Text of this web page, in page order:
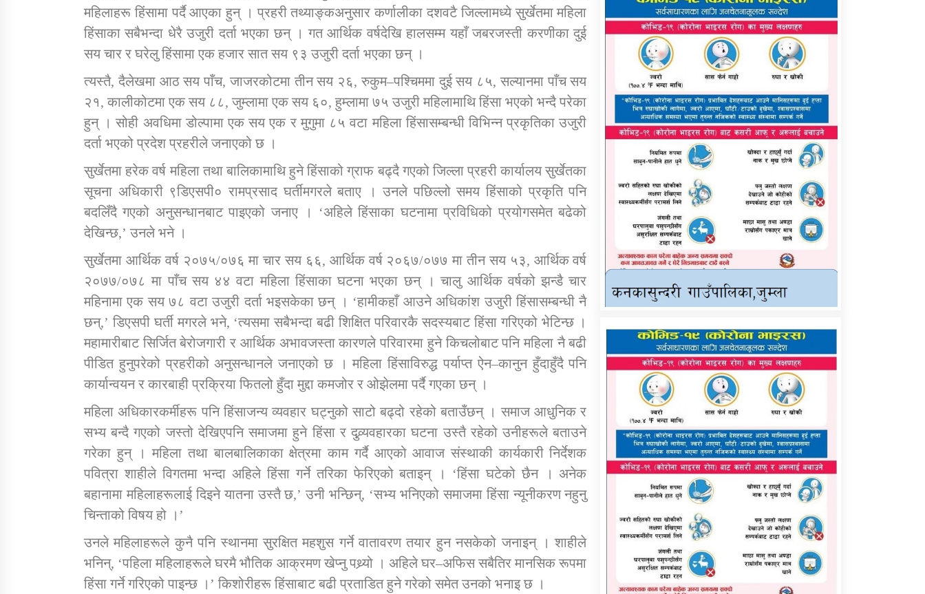
महिलाहरू हिंसामा पर्दै आएका हुन् । प्रहरी तथ्याङ्कअनुसार कर्णालीका दशवटै जिल्लामध्ये सुर्खेतमा महिला
हिंसाका सबैभन्दा धेरै उजुरी दर्ता भएका छन् । गत आर्थिक वर्षदेखि हालसम्म यहाँ जबरजस्ती करणीका दुई
सय चार र घरेलु हिंसामा एक हजार सात सय ९३ उजुरी दर्ता भएका छन् ।
त्यस्तै, दैलेखमा आठ सय पाँच, जाजरकोटमा तीन सय २६, रुकुम–पश्चिममा दुई सय ८५, सल्यानमा पाँच सय
२१, कालीकोटमा एक सय ८८, जुम्लामा एक सय ६०, हुम्लामा ७५ उजुरी महिलामाथि हिंसा भएको भन्दै परेका
हुन् । सोही अवधिमा डोल्पामा एक सय एक र मुगुमा ८५ वटा महिला हिंसासम्बन्धी विभिन्न प्रकृतिका उजुरी
दर्ता भएको प्रदेश प्रहरीले जनाएको छ ।
सुर्खेतमा हरेक वर्ष महिला तथा बालिकामाथि हुने हिंसाको ग्राफ बढ्दै गएको जिल्ला प्रहरी कार्यालय सुर्खेतका
सूचना अधिकारी ९डिएसपी० रामप्रसाद घर्तीमगरले बताए । उनले पछिल्लो समय हिंसाको प्रकृति पनि
बदलिँदै गएको अनुसन्धानबाट पाइएको जनाए । ‘अहिले हिंसाका घटनामा प्रविधिको प्रयोगसमेत बढेको
देखिन्छ,’ उनले भने ।
सुर्खेतमा आर्थिक वर्ष २०७५/०७६ मा चार सय ६६, आर्थिक वर्ष २०६७/०७७ मा तीन सय ५३, आर्थिक वर्ष
२०७७/०७८ मा पाँच सय ४४ वटा महिला हिंसाका घटना भएका छन् । चालु आर्थिक वर्षको झन्डै चार
महिनामा एक सय ७८ वटा उजुरी दर्ता भइसकेका छन् । ‘हामीकहाँ आउने अधिकांश उजुरी हिंसासम्बन्धी नै
छन्,’ डिएसपी घर्ती मगरले भने, ‘त्यसमा सबैभन्दा बढी शिक्षित परिवारकै सदस्यबाट हिंसा गरिएको भेटिन्छ ।
महामारीबाट सिर्जित बेरोजगारी र आर्थिक अभावजस्ता कारणले परिवारमा हुने किचलोबाट पनि महिला नै बढी
पीडित हुनुपरेको प्रहरीको अनुसन्धानले जनाएको छ । महिला हिंसाविरुद्ध पर्याप्त ऐन–कानुन हुँदाहुँदै पनि
कार्यान्वयन र कारबाही प्रक्रिया फितलो हुँदा मुद्दा कमजोर र ओझेलमा पर्दै गएका छन् ।
महिला अधिकारकर्मीहरू पनि हिंसाजन्य व्यवहार घट्नुको साटो बढ्दो रहेको बताउँछन् । समाज आधुनिक र
सभ्य बन्दै गएको जस्तो देखिएपनि समाजमा हुने हिंसा र दुव्र्यवहारका घटना उस्तै रहेको उनीहरूले बताउने
गरेका हुन् । महिला तथा बालबालिकाका क्षेत्रमा काम गर्दै आएको आवाज संस्थाकी कार्यकारी निर्देशक
पवित्रा शाहीले विगतमा भन्दा अहिले हिंसा गर्ने तरिका फेरिएको बताइन् । ‘हिंसा घटेको छैन । अनेक
बहानामा महिलाहरूलाई दिइने यातना उस्तै छ,’ उनी भन्छिन्, ‘सभ्य भनिएको समाजमा हिंसा न्यूनीकरण नहुनु
चिन्ताको विषय हो ।’
उनले महिलाहरूले कुनै पनि स्थानमा सुरक्षित महशुस गर्ने वातावरण तयार हुन नसकेको जनाइन् । शाहीले
भनिन्, ‘पहिला महिलाहरूले घरमै भौतिक आक्रमण खेप्नु पथ्र्यो । अहिले घर–अफिस सबैतिर मानसिक रूपमा
हिंसा गर्ने गरिएको पाइन्छ ।’ किशोरीहरू हिंसाबाट बढी प्रताडित हुने गरेको समेत उनको भनाइ छ ।